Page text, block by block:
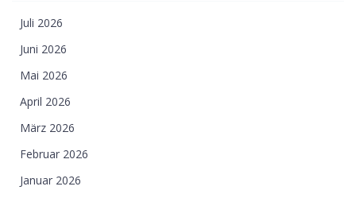
Juli 2026
Juni 2026
Mai 2026
April 2026
März 2026
Februar 2026
Januar 2026